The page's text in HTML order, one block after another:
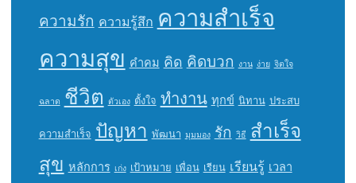
ความรัก ความรู้สึก ความสำเร็จ
ความสุข คำคม คิด คิดบวก งาน ง่าย จิตใจ
ฉลาด ชีวิต ตัวเอง ตั้งใจ ทำงาน ทุกข์ นิทาน ประสบ
ความสำเร็จ ปัญหา พัฒนา มุมมอง รัก วิธี สำเร็จ
สุข หลักการ เก่ง เป้าหมาย เพื่อน เรียน เรียนรู้ เวลา